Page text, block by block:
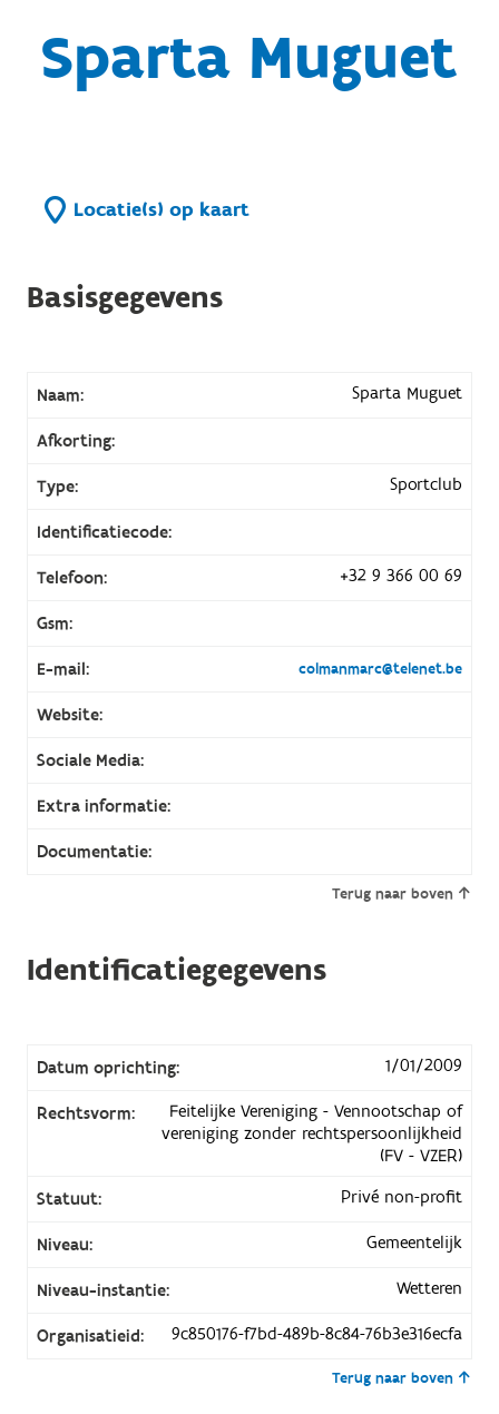
Sparta Muguet
Locatie(s) op kaart
Basisgegevens
Naam: Sparta Muguet
Afkorting:
Type: Sportclub
Identificatiecode:
Telefoon: +32 9 366 00 69
Gsm:
E-mail: colmanmarc@telenet.be
Website:
Sociale Media:
Extra informatie:
Documentatie:
Terug naar boven
Identificatiegegevens
Datum oprichting: 1/01/2009
Rechtsvorm:
Feitelijke Vereniging - Vennootschap of
vereniging zonder rechtspersoonlijkheid
(FV - VZER)
Statuut:
Privé non-profit
Niveau: Gemeentelijk
Niveau-instantie: Wetteren
Organisatieid: 9c850176-f7bd-489b-8c84-76b3e316ecfa
Terug naar boven